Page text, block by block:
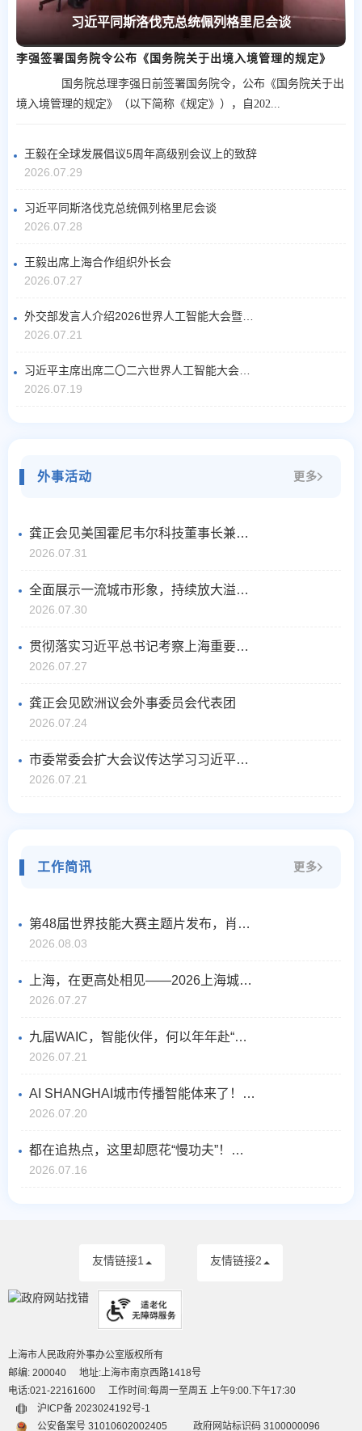
习近平同斯洛伐克总统佩列格里尼会谈
李强签署国务院令公布《国务院关于出境入境管理的规定》
国务院总理李强日前签署国务院令，公布《国务院关于出
境入境管理的规定》（以下简称《规定》），自202...
王毅在全球发展倡议5周年高级别会议上的致辞
2026.07.29
习近平同斯洛伐克总统佩列格里尼会谈
2026.07.28
王毅出席上海合作组织外长会
2026.07.27
外交部发言人介绍2026世界人工智能大会暨人工智能全球治理高级别会议成果和亮点
2026.07.21
习近平主席出席二〇二六世界人工智能大会暨人工智能全球治理高级别会议系列活动纪实
2026.07.19
外事活动 更多
龚正会见美国霍尼韦尔科技董事长兼首席执行官柯伟茂
2026.07.31
全面展示一流城市形象，持续放大溢出带动效应！进博会城市服务保障领导小组扩大会议举行
2026.07.30
贯彻落实习近平总书记考察上海重要讲话精神和对上海工作重要指示要求，十二届市委九次全会通过重磅文件
2026.07.27
龚正会见欧洲议会外事委员会代表团
2026.07.24
市委常委会扩大会议传达学习习近平总书记考察上海重要指示和在2026世界人工智能大会暨人工智能全球治理高级别会议开幕式上的主旨讲话精神
2026.07.21
工作简讯 更多
第48届世界技能大赛主题片发布，肖战邀请你走进世赛～
2026.08.03
上海，在更高处相见——2026上海城市形象片正式发布
2026.07.27
九届WAIC，智能伙伴，何以年年赴“上海之约”？
2026.07.21
AI SHANGHAI城市传播智能体来了！每次提问，都成为与上海相遇的开始
2026.07.20
都在追热点，这里却愿花“慢功夫”！上海AI这一年，把根扎进基础研究土壤里
2026.07.16
友情链接1 友情链接2
上海市人民政府外事办公室版权所有
邮编: 200040
地址:上海市南京西路1418号
电话:021-22161600
工作时间:每周一至周五 上午9:00.下午17:30
沪ICP备 2023024192号-1
公安备案号 31010602002405
政府网站标识码 3100000096